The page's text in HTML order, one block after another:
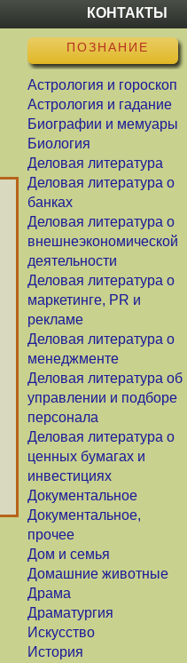
КОНТАКТЫ
ПОЗНАНИЕ
Астрология и гороскоп
Астрология и гадание
Биографии и мемуары
Биология
Деловая литература
Деловая литература о
банках
Деловая литература о
внешнеэкономической
деятельности
Деловая литература о
маркетинге, PR и
рекламе
Деловая литература о
менеджменте
Деловая литература об
управлении и подборе
персонала
Деловая литература о
ценных бумагах и
инвестициях
Документальное
Документальное,
прочее
Дом и семья
Домашние животные
Драма
Драматургия
Искусство
История